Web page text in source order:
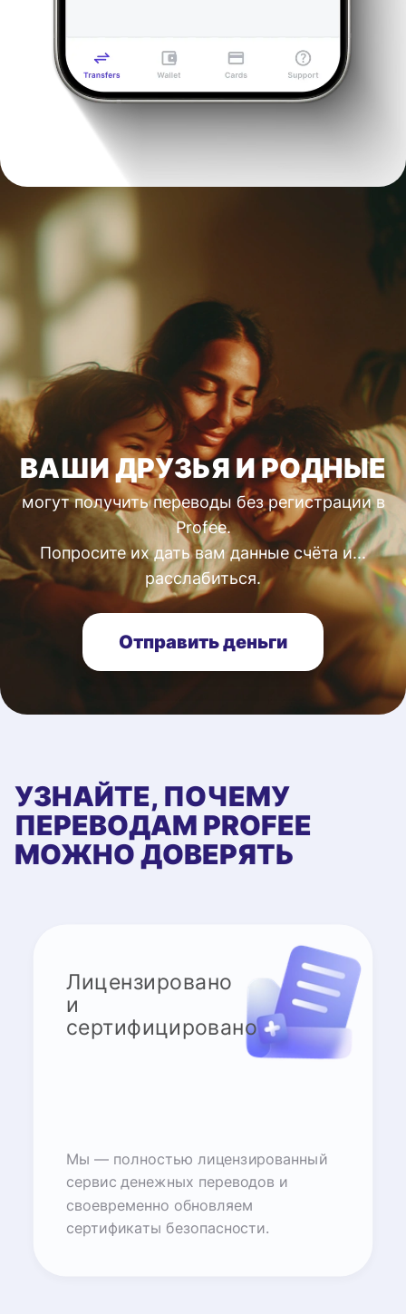
ВАШИ ДРУЗЬЯ И РОДНЫЕ
могут получить переводы без регистрации в
Profee.
Попросите их дать вам данные счёта и...
расслабиться.
Отправить деньги
УЗНАЙТЕ, ПОЧЕМУ
ПЕРЕВОДАМ PROFEE
МОЖНО ДОВЕРЯТЬ
Лицензировано
и
сертифицировано
Мы — полностью лицензированный
сервис денежных переводов и
своевременно обновляем
сертификаты безопасности.